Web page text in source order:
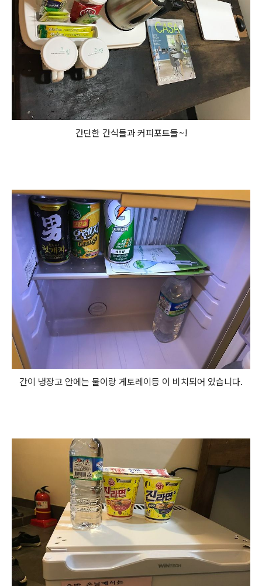
간단한 간식들과 커피포트들~!
간이 냉장고 안에는 물이랑 게토레이등 이 비치되어 있습니다.